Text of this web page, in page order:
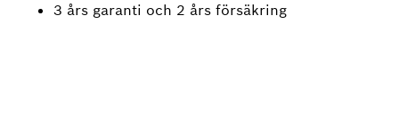
3 års garanti och 2 års försäkring